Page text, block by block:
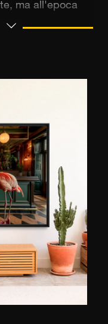
ma all'epoca
su questa strada.
Sebbene
è diventata
della sua vita
della
(PSA). Dichiara
sulle sue
"a volte il
dalla prima idea
scattato la foto",